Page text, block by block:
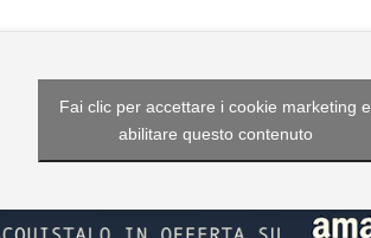
Fai clic per accettare i cookie marketing e
abilitare questo contenuto